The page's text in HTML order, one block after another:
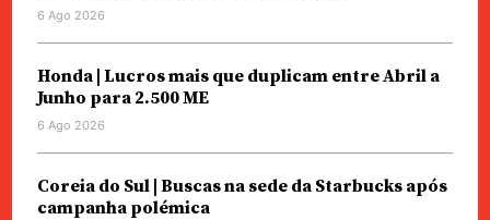
6 Ago 2026
Honda | Lucros mais que duplicam entre Abril a
Junho para 2.500 ME
6 Ago 2026
Coreia do Sul | Buscas na sede da Starbucks após
campanha polémica